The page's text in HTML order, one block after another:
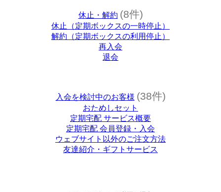
休止・解約 (8件)
休止（定期ボックスの一時停止）
解約（定期ボックスの利用停止）
再入会
退会
入会を検討中のお客様 (38件)
おためしセット
定期宅配 サービス概要
定期宅配 会員登録・入会
ウェブサイト以外のご注文方法
友達紹介・ギフトサービス